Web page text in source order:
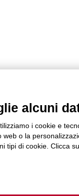
alcuni
i cookie e
o la
tipi di cookie. Clicca